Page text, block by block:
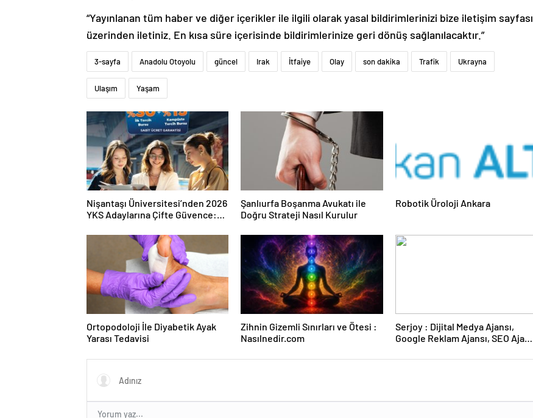
“Yayınlanan tüm haber ve diğer içerikler ile ilgili olarak yasal bildirimlerinizi bize iletişim sayfası
üzerinden iletiniz. En kısa süre içerisinde bildirimlerinize geri dönüş sağlanılacaktır.”
3-sayfa Anadolu Otoyolu güncel Irak İtfaiye Olay son dakika Trafik Ukrayna
Ulaşım Yaşam
Nişantaşı Üniversitesi’nden 2026
YKS Adaylarına Çifte Güvence:
Şanlıurfa Boşanma Avukatı ile
Doğru Strateji Nasıl Kurulur
Robotik Üroloji Ankara
Ortopodoloji İle Diyabetik Ayak
Yarası Tedavisi
Zihnin Gizemli Sınırları ve Ötesi :
Nasılnedir.com
Serjoy : Dijital Medya Ajansı,
Google Reklam Ajansı, SEO Ajansı